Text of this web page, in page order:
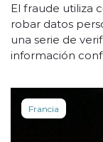
El fraude utiliza
robar datos
una serie de
información
Francia